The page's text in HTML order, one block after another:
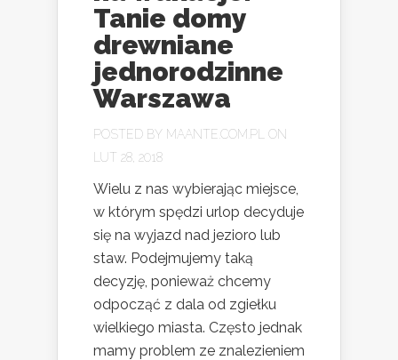
Tanie domy
drewniane
jednorodzinne
Warszawa
POSTED BY MAANTE.COM.PL
ON
LUT 28, 2018
Wielu z nas wybierając miejsce,
w którym spędzi urlop decyduje
się na wyjazd nad jezioro lub
staw. Podejmujemy taką
decyzję, ponieważ chcemy
odpocząć z dala od zgiełku
wielkiego miasta. Często jednak
mamy problem ze znalezieniem